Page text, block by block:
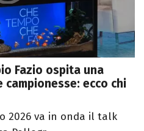
Fazio ospita una
ecco chi
2026 va in onda il talk